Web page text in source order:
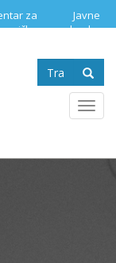
za
Javne
nabavke
Search
form